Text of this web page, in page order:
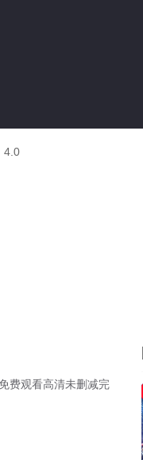
4.0
费观看高清未删减完